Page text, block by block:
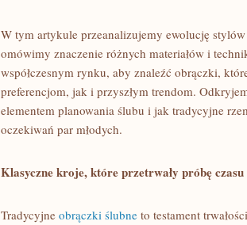
W tym artykule przeanalizujemy ewolucję
omówimy znaczenie różnych materiałów i
współczesnym rynku, aby znaleźć obrączki,
preferencjom, jak i przyszłym trendom.
elementem planowania ślubu i jak tradycyjne
oczekiwań par młodych.
Klasyczne kroje, które przetrwały próbę czasu
Tradycyjne obrączki ślubne to testament